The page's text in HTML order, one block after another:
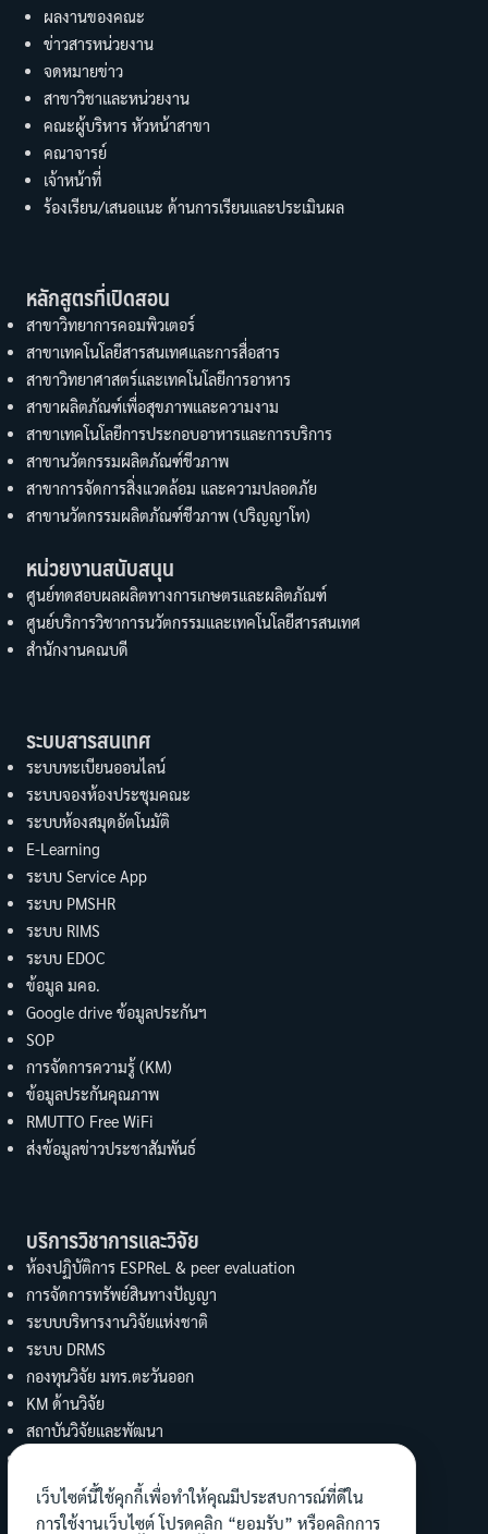
ผลงานของคณะ
ข่าวสารหน่วยงาน
จดหมายข่าว
สาขาวิชาและหน่วยงาน
คณะผู้บริหาร หัวหน้าสาขา
คณาจารย์
เจ้าหน้าที่
ร้องเรียน/เสนอแนะ ด้านการเรียนและประเมินผล
หลักสูตรที่เปิดสอน
สาขาวิทยาการคอมพิวเตอร์
สาขาเทคโนโลยีสารสนเทศและการสื่อสาร
สาขาวิทยาศาสตร์และเทคโนโลยีการอาหาร
สาขาผลิตภัณฑ์เพื่อสุขภาพและความงาม
สาขาเทคโนโลยีการประกอบอาหารและการบริการ
สาขานวัตกรรมผลิตภัณฑ์ชีวภาพ
สาขาการจัดการสิ่งแวดล้อม และความปลอดภัย
สาขานวัตกรรมผลิตภัณฑ์ชีวภาพ (ปริญญาโท)
หน่วยงานสนับสนุน
ศูนย์ทดสอบผลผลิตทางการเกษตรและผลิตภัณฑ์
ศูนย์บริการวิชาการนวัตกรรมและเทคโนโลยีสารสนเทศ
สำนักงานคณบดี
ระบบสารสนเทศ
ระบบทะเบียนออนไลน์
ระบบจองห้องประชุมคณะ
ระบบห้องสมุดอัตโนมัติ
E-Learning
ระบบ Service App
ระบบ PMSHR
ระบบ RIMS
ระบบ EDOC
ข้อมูล มคอ.
Google drive ข้อมูลประกันฯ
SOP
การจัดการความรู้ (KM)
ข้อมูลประกันคุณภาพ
RMUTTO Free WiFi
ส่งข้อมูลข่าวประชาสัมพันธ์
บริการวิชาการและวิจัย
ห้องปฏิบัติการ ESPReL & peer evaluation
การจัดการทรัพย์สินทางปัญญา
ระบบบริหารงานวิจัยแห่งชาติ
ระบบ DRMS
กองทุนวิจัย มทร.ตะวันออก
KM ด้านวิจัย
สถาบันวิจัยและพัฒนา
งานบริการวิชาการ คณะวิทย์ฯ
เว็บไซต์นี้ใช้คุกกี้เพื่อทำให้คุณมีประสบการณ์ที่ดีใน
การใช้งานเว็บไซต์ โปรดคลิก “ยอมรับ” หรือคลิกการ